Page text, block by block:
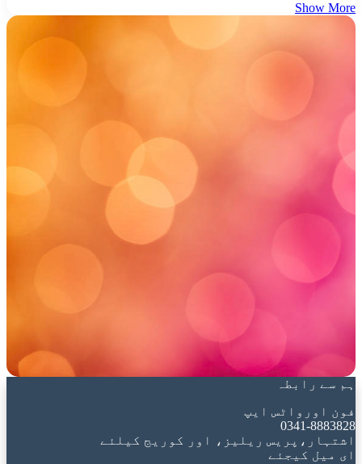
Show More
ہم سے رابطہ
فون اورواٹس ایپ
0341-8883828
اشتہار،پریس ریلیز، اور کوریج کیلئے
ای میل کیجئے